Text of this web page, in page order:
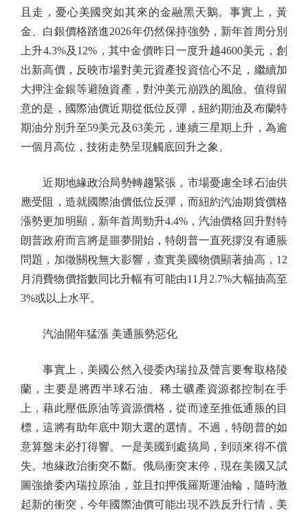
且走，憂心美國突如其來的金融黑天鵝。事實上，黃
金、白銀價格踏進2026年仍然保持強勢，新年首周分別
上升4.3%及12%，其中金價昨日一度升越4600美元，創
出新高價，反映市場對美元資產投資信心不足，繼續加
大押注金銀等避險資產，對沖美元崩跌的風險。值得留
意的是，國際油價近期從低位反彈，紐約期油及布蘭特
期油分別升至59美元及63美元，連續三星期上升，為逾
一個月高位，技術走勢呈現觸底回升之象。
近期地緣政治局勢轉趨緊張，市場憂慮全球石油供
應受阻，造就國際油價低位反彈，而紐約汽油期貨價格
漲勢更加明顯，新年首周勁升4.4%，汽油價格回升對特
朗普政府而言將是噩夢開始，特朗普一直死撐沒有通脹
問題，加徵關稅無大影響，查實美國物價顯著抽高，12
月消費物價指數同比升幅有可能由11月2.7%大幅抽高至
3%或以上水平。
汽油開年猛漲 美通脹勢惡化
事實上，美國公然入侵委內瑞拉及聲言要奪取格陵
蘭，主要是將西半球石油、稀土礦產資源都控制在手
上，藉此壓低原油等資源價格，從而達至推低通脹的目
標，這將有助年底中期大選的選情。不過，特朗普的如
意算盤未必打得響。一是美國到處搞局，到頭來得不償
失。地緣政治衝突不斷。俄烏衝突末停，現在美國又試
圖強搶委內瑞拉原油，並且扣押俄羅斯運油輪，隨時激
起新的衝突，今年國際油價可能出現不跌反升行情，美